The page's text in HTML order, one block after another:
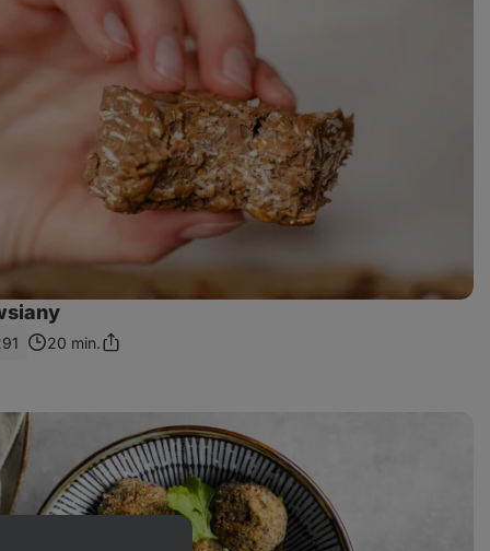
20 min.Podziel